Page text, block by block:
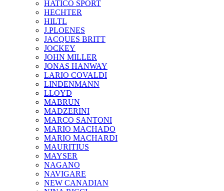
HATICO SPORT
HECHTER
HILTL
J.PLOENES
JAСQUES BRITT
JOCKEY
JOHN MILLER
JONAS HANWAY
LARIO COVALDI
LINDENMANN
LLOYD
MABRUN
MADZERINI
MARCO SANTONI
MARIO MACHADO
MARIO MACHARDI
MAURITIUS
MAYSER
NAGANO
NAVIGARE
NEW CANADIAN